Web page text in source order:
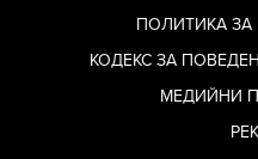
ПОЛИТИКА ЗА
КОДЕКС ЗА
МЕДИЙНИ